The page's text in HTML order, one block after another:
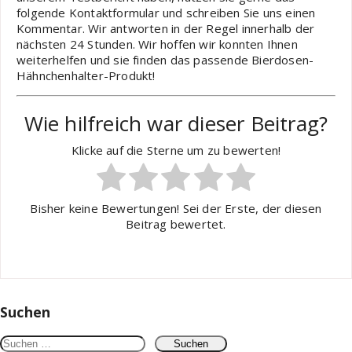
folgende Kontaktformular und schreiben Sie uns einen
Kommentar. Wir antworten in der Regel innerhalb der
nächsten 24 Stunden. Wir hoffen wir konnten Ihnen
weiterhelfen und sie finden das passende Bierdosen-
Hähnchenhalter-Produkt!
Wie hilfreich war dieser Beitrag?
Klicke auf die Sterne um zu bewerten!
Bisher keine Bewertungen! Sei der Erste, der diesen
Beitrag bewertet.
Suchen
Suchen